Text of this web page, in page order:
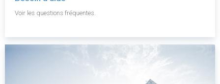
Voir les questions fréquentes.